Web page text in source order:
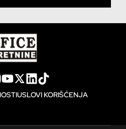
USLOVI KORIŠĆENJA